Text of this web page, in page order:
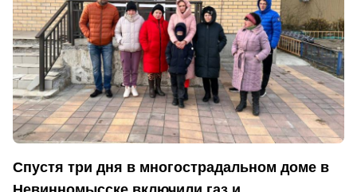
Спустя три дня в многострадальном доме в